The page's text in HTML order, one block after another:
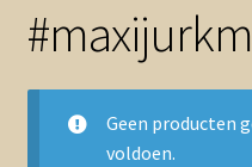
Mijn accountGeen producten
voldoen.